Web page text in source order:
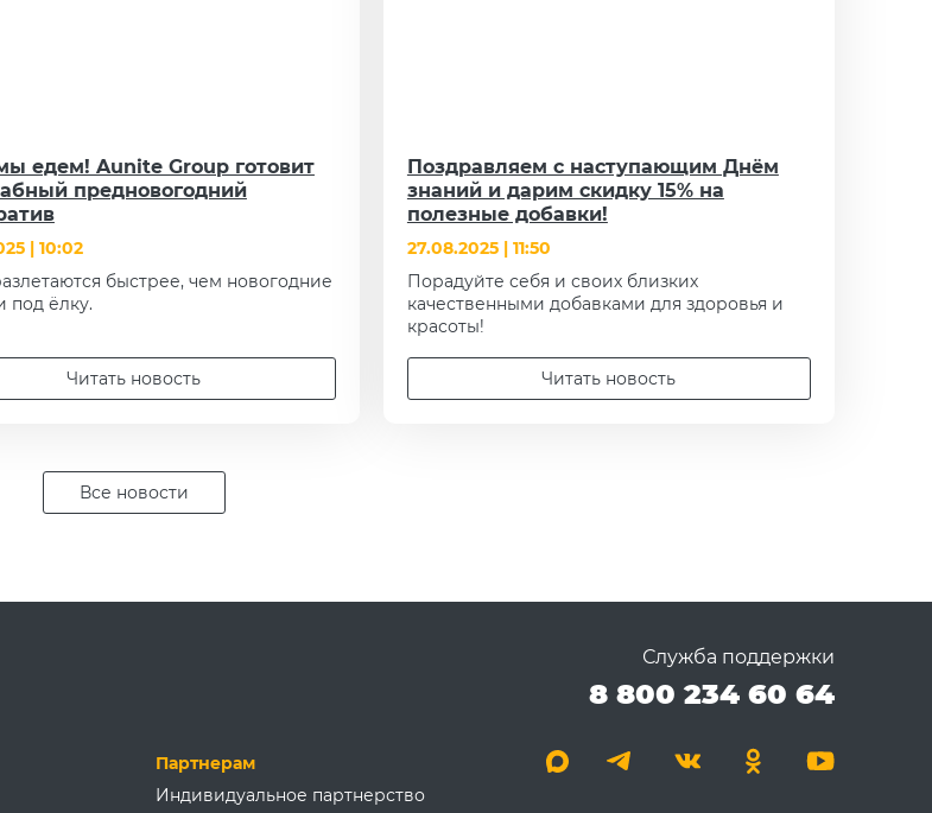
едем! Aunite Group готовит
предновогодний
| 10:02
быстрее, чем новогодние
под ёлку.
Читать новость
Поздравляем с наступающим Днём
знаний и дарим скидку 15% на
полезные добавки!
27.08.2025 | 11:50
Порадуйте себя и своих близких
качественными добавками для здоровья и
красоты!
Читать новость
Все новости
Служба поддержки
8 800 234 60 64
Партнерам
Индивидуальное партнерство